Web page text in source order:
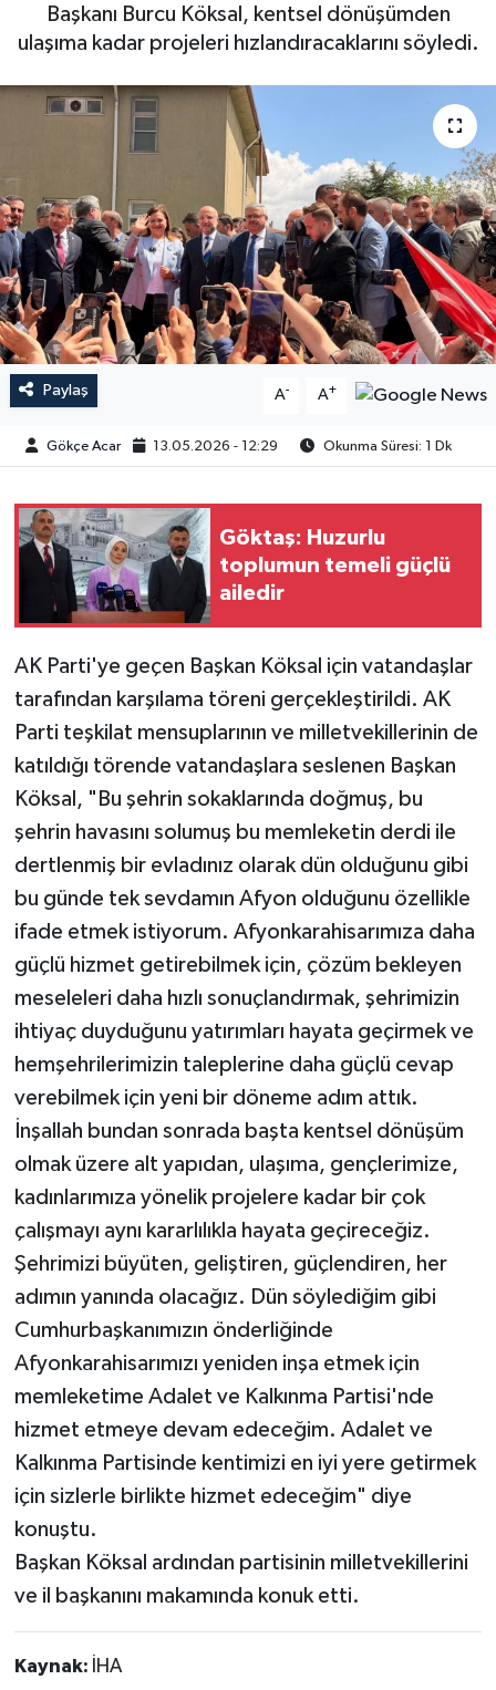
Başkanı Burcu Köksal, kentsel dönüşümden
ulaşıma kadar projeleri hızlandıracaklarını söyledi.
Paylaş A- A+
Gökçe Acar 13.05.2026 - 12:29 Okunma Süresi: 1 Dk
Göktaş: Huzurlu
toplumun temeli güçlü
ailedir
AK Parti'ye geçen Başkan Köksal için vatandaşlar
tarafından karşılama töreni gerçekleştirildi. AK
Parti teşkilat mensuplarının ve milletvekillerinin de
katıldığı törende vatandaşlara seslenen Başkan
Köksal, "Bu şehrin sokaklarında doğmuş, bu
şehrin havasını solumuş bu memleketin derdi ile
dertlenmiş bir evladınız olarak dün olduğunu gibi
bu günde tek sevdamın Afyon olduğunu özellikle
ifade etmek istiyorum. Afyonkarahisarımıza daha
güçlü hizmet getirebilmek için, çözüm bekleyen
meseleleri daha hızlı sonuçlandırmak, şehrimizin
ihtiyaç duyduğunu yatırımları hayata geçirmek ve
hemşehrilerimizin taleplerine daha güçlü cevap
verebilmek için yeni bir döneme adım attık.
İnşallah bundan sonrada başta kentsel dönüşüm
olmak üzere alt yapıdan, ulaşıma, gençlerimize,
kadınlarımıza yönelik projelere kadar bir çok
çalışmayı aynı kararlılıkla hayata geçireceğiz.
Şehrimizi büyüten, geliştiren, güçlendiren, her
adımın yanında olacağız. Dün söylediğim gibi
Cumhurbaşkanımızın önderliğinde
Afyonkarahisarımızı yeniden inşa etmek için
memleketime Adalet ve Kalkınma Partisi'nde
hizmet etmeye devam edeceğim. Adalet ve
Kalkınma Partisinde kentimizi en iyi yere getirmek
için sizlerle birlikte hizmet edeceğim" diye
konuştu.
Başkan Köksal ardından partisinin milletvekillerini
ve il başkanını makamında konuk etti.
Kaynak: İHA